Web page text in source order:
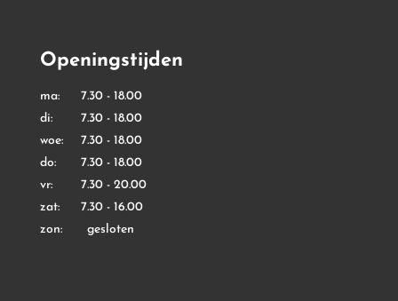
Openingstijden
ma: 7.30 - 18.00
di: 7.30 - 18.00
woe: 7.30 - 18.00
do: 7.30 - 18.00
vr: 7.30 - 20.00
zat: 7.30 - 16.00
zon: gesloten